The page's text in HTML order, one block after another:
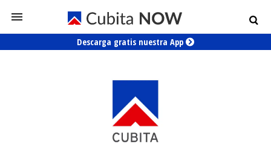
Descarga gratis nuestra App